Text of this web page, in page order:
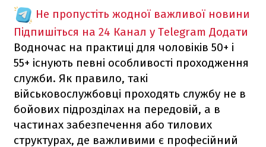
Не пропустіть жодної важливої новини
Підпишіться на 24 Канал у Telegram Додати
Водночас на практиці для чоловіків 50+ і
55+ існують певні особливості проходження
служби. Як правило, такі
військовослужбовці проходять службу не в
бойових підрозділах на передовій, а в
частинах забезпечення або тилових
структурах, де важливими є професійний